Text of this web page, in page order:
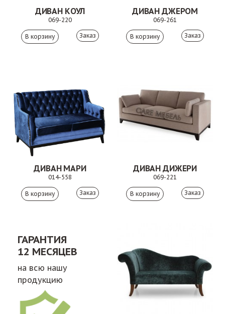
ДИВАН КОУЛ
069-220
Заказ
ДИВАН ДЖЕРОМ
069-261
Заказ
ДИВАН МАРИ
014-558
Заказ
ДИВАН ДИЖЕРИ
069-221
Заказ
ГАРАНТИЯ
12 МЕСЯЦЕВ
на всю нашу
продукцию